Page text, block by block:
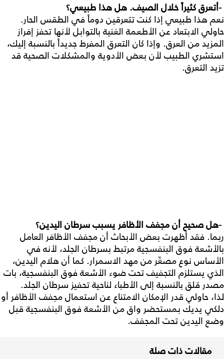
-أتعرقكثيراًخلال الصيف. هلهذا طبيعي؟
نعم هذا طبيعي إذا كنت تتعرقين دوماً في الطقس الحار.
حاولي الابتعاد عن الأطعمة الغنية بالتوابل لأنها تحفز إفراز
المزيد من العرق. وإذا كان التعرق المفرط جديداً بالنسبة إليك،
استشري الطبيب لأن بعض الأدوية والمشكلات الصحية قد
تزيد التعرق.
-هلصحيحأنمجفف الأظافر يسببسرطان اليدين؟
ربما. فقد أظهرت بعض الأبحاث أن مجفف الأظافر العامل
بالأشعة فوق البنفسجية مرتبط بسرطان الجلد، لأنه في
الأساس نوع مصغّر من مهد الاسمرار. كما أن هلام اليدين،
الذي يستلزم التجفيف تحت ضوء الأشعة فوق البنفسجية، بات
مصدر قلق بالنسبة إلى الأطباء لناحية تحفيز سرطان الجلد.
لذا، حاولي قدر الإمكان الامتناع عن استعمال مجفف الأظافر أو
دلكي يديك بمستحضر واق من الأشعة فوق البنفسجية قبل
وضع اليدين تحت المجفف.
مقالات ذات صلة